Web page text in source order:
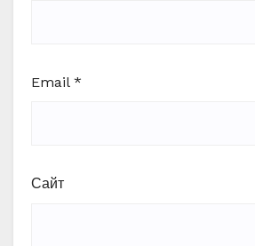
Email *
Сайт